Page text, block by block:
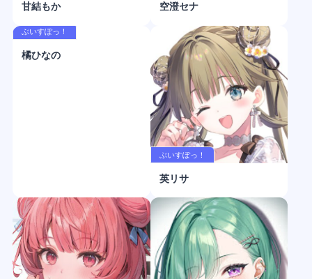
甘結もか 空澄セナ
ぶいすぽっ！
橘ひなの
ぶいすぽっ！
英リサ